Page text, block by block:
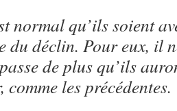
normal qu’ils soient
du déclin. Pour eux, il
de plus qu’ils
comme les précédentes.